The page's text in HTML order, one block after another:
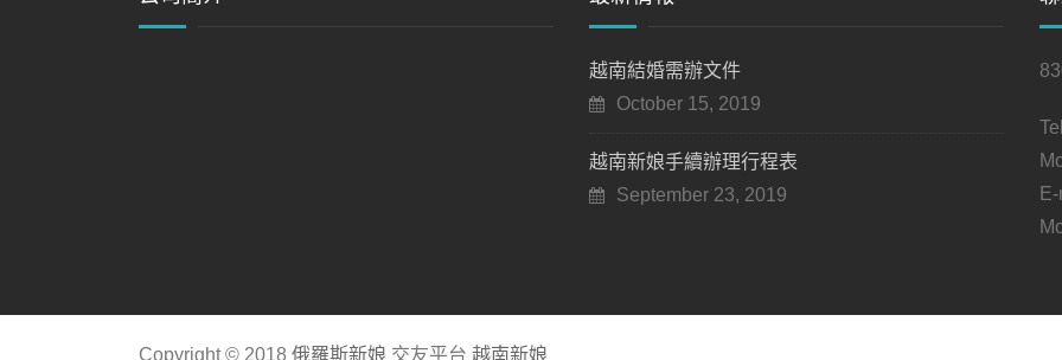
越南結婚需辦文件
October 15, 2019
越南新娘手續辦理行程表
September 23, 2019
Copyright © 2018 俄羅斯新娘 交友平台 越南新娘